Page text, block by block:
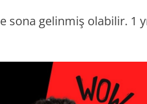
gelinmiş olabilir. 1